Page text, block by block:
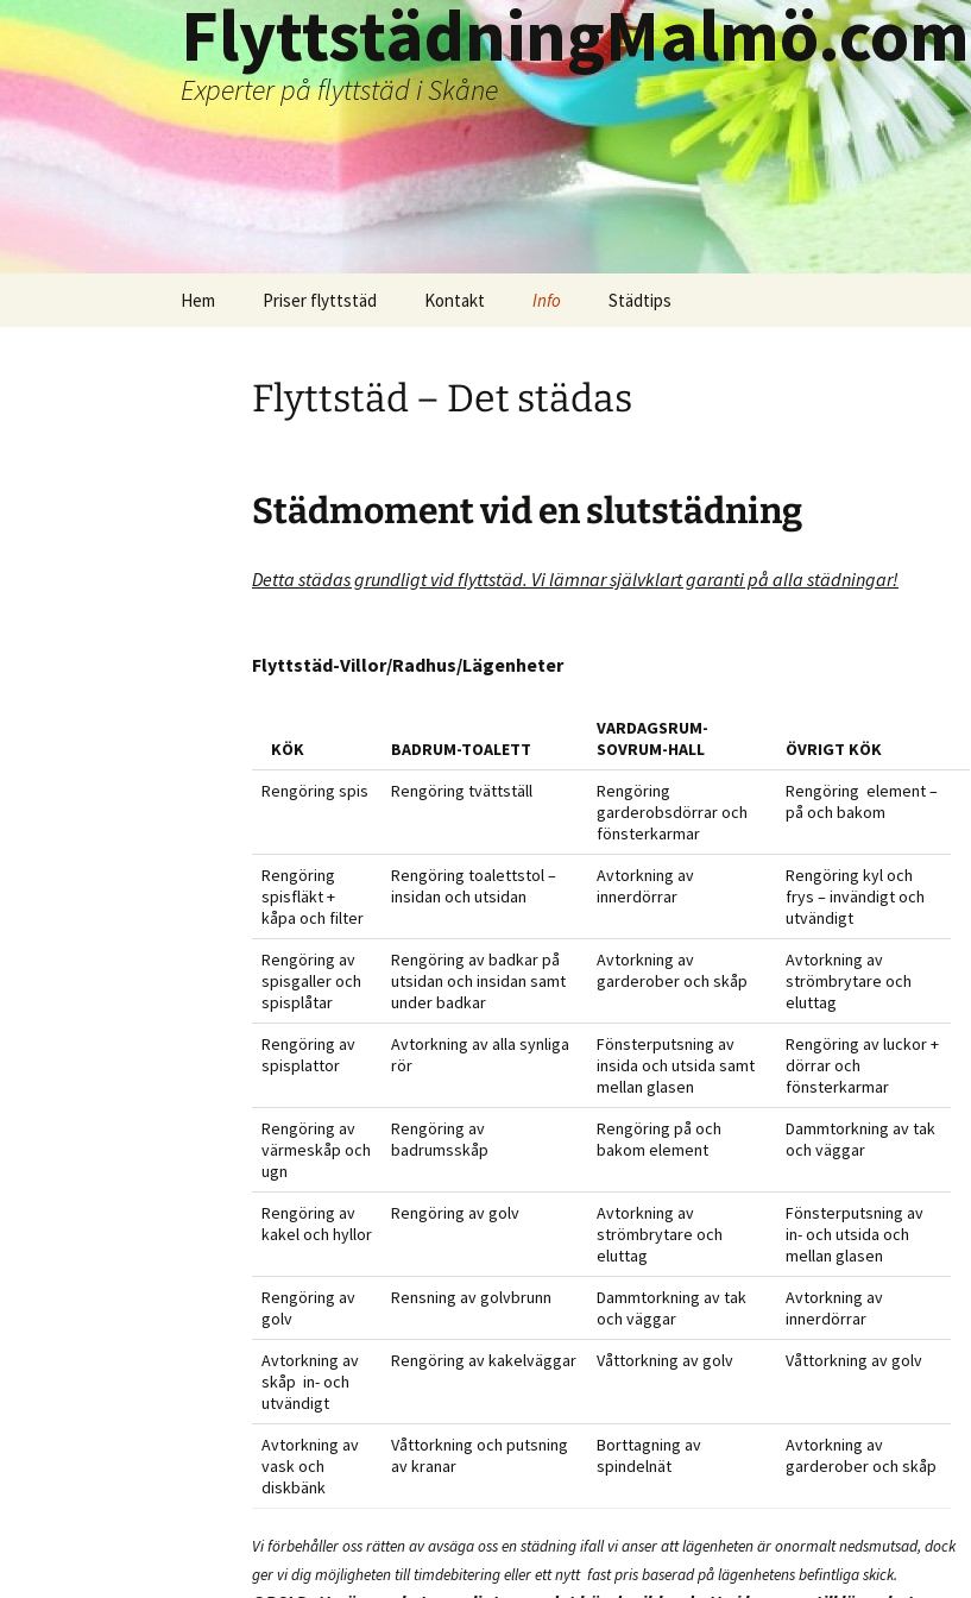
FlyttstädningMalmö.com
Experter på flyttstäd i Skåne
Hem Priser flyttstäd Kontakt Info Städtips
Flyttstäd – Det städas
Städmoment vid en slutstädning
Detta städas grundligt vid flyttstäd. Vi lämnar självklart garanti på alla städningar!
Flyttstäd-Villor/Radhus/Lägenheter
KÖK BADRUM-TOALETT
VARDAGSRUM-
SOVRUM-HALL
ÖVRIGT KÖK
Rengöring spis
Rengöring tvättställ
Rengöring
garderobsdörrar och
fönsterkarmar
Rengöring element –
på och bakom
Rengöring
spisfläkt +
kåpa och filter
Rengöring toalettstol –
insidan och utsidan
Avtorkning av
innerdörrar
Rengöring kyl och
frys – invändigt och
utvändigt
Rengöring av
spisgaller och
spisplåtar
Rengöring av badkar på
utsidan och insidan samt
under badkar
Avtorkning av
garderober och skåp
Avtorkning av
strömbrytare och
eluttag
Rengöring av
spisplattor
Avtorkning av alla synliga
rör
Fönsterputsning av
insida och utsida samt
mellan glasen
Rengöring av luckor +
dörrar och
fönsterkarmar
Rengöring av
värmeskåp och
ugn
Rengöring av
badrumsskåp
Rengöring på och
bakom element
Dammtorkning av tak
och väggar
Rengöring av
kakel och hyllor
Rengöring av golv
Avtorkning av
strömbrytare och
eluttag
Fönsterputsning av
in- och utsida och
mellan glasen
Rengöring av
golv
Rensning av golvbrunn
Dammtorkning av tak
och väggar
Avtorkning av
innerdörrar
Avtorkning av
skåp in- och
utvändigt
Rengöring av kakelväggar Våttorkning av golv Våttorkning av golv
Avtorkning av
vask och
diskbänk
Våttorkning och putsning
av kranar
Borttagning av
spindelnät
Avtorkning av
garderober och skåp
Vi förbehåller oss rätten av avsäga oss en städning ifall vi anser att lägenheten är onormalt nedsmutsad, dock
ger vi dig möjligheten till timdebitering ellerett nytt fast pris baserad på lägenhetens befintliga skick.